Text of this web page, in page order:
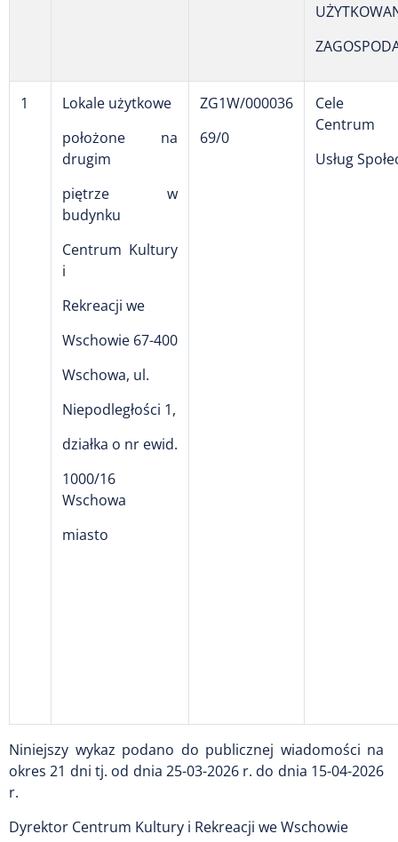
1
Lokale użytkowe
położone na
drugim
piętrze w
budynku
Centrum Kultury
i
Rekreacji we
Wschowie 67-400
Wschowa, ul.
Niepodległości 1,
działka o nr ewid.
1000/16
Wschowa
miasto
ZG1W/000036
69/0
Cele
Centrum
Usług
Niniejszy wykaz podano do publicznej wiadomości na
okres 21 dni tj. od dnia 25-03-2026 r. do dnia 15-04-2026
r.
Dyrektor Centrum Kultury i Rekreacji we Wschowie